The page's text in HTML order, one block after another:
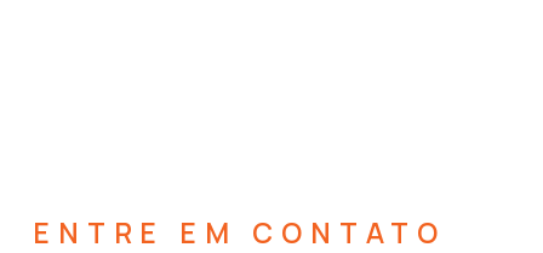
ENTRE EM CONTATO